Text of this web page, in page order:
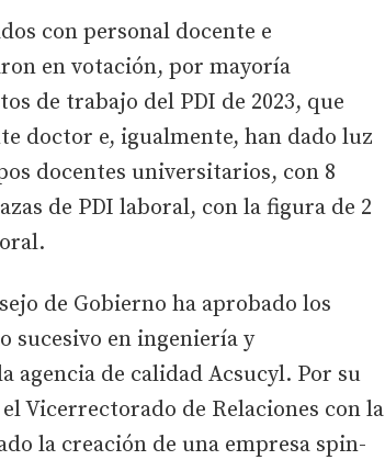
con personal docente e
en votación, por mayoría
de trabajo del PDI de 2023, que
doctor e, igualmente, han dado luz
docentes universitarios, con 8
de PDI laboral, con la figura de 2
de Gobierno ha aprobado los
sucesivo en ingeniería y
de calidad Acsucyl. Por su
Vicerrectorado de Relaciones con la
la creación de una empresa spin-